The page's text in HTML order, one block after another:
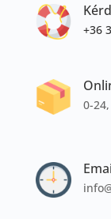
+36
0-